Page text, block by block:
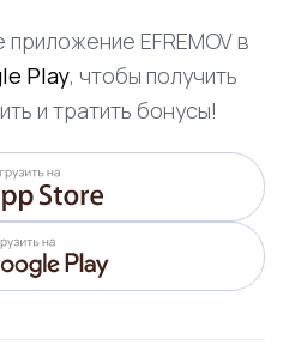
EFREMOV в
Play, чтобы получить
и тратить бонусы!